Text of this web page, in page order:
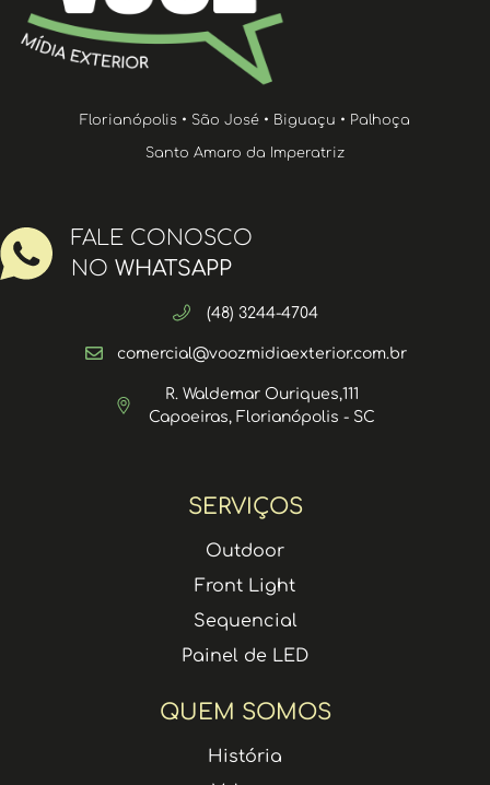
SERVIÇOS
Outdoor
Front Light
Sequencial
Painel de LED
QUEM SOMOS
História
Florianópolis • São José • Biguaçu • Palhoça
Santo Amaro da Imperatriz
FALE CONOSCO
NO WHATSAPP
(48) 3244-4704
comercial@voozmidiaexterior.com.br
R. Waldemar Ouriques,111
Capoeiras, Florianópolis - SC